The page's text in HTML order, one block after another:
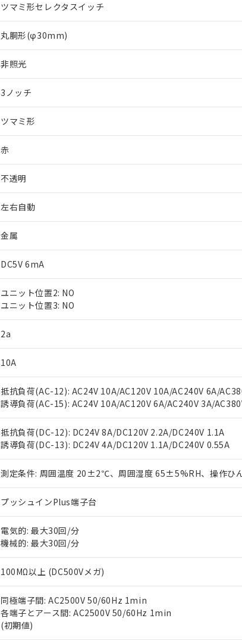
ツマミ形セレクタスイッチ
丸胴形(φ30mm)
非照光
3ノッチ
ツマミ形
赤
不透明
左右自動
金属
DC5V 6mA
ユニット位置2: NO
ユニット位置3: NO
2a
10A
抵抗負荷(AC-12): AC24V 10A/AC120V 10A/AC240V 6A/
誘導負荷(AC-15): AC24V 10A/AC120V 6A/AC240V 3A/
抵抗負荷(DC-12): DC24V 8A/DC120V 2.2A/DC240V 1.1A
誘導負荷(DC-13): DC24V 4A/DC120V 1.1A/DC240V 0.55A
測定条件: 周囲温度 20±2℃、周囲湿度 65±5%RH、操作ひ
プッシュインPlus端子台
電気的: 最大30回/分
機械的: 最大30回/分
100MΩ以上 (DC500Vメガ)
同極端子間: AC2500V 50/60Hz 1min
各端子とアース間: AC2500V 50/60Hz 1min
(初期値)
本サービスは、当社制御機器事業取扱商品の当社在
くものです。
当社制御機器事業取扱商品の中には、本サービスの
在庫状況および標準価格照会結果は、記載している
のであり、閲覧された時点での実際の在庫および標
い。
正式な納期状況および標準価格はお客様のお取引先
在庫状況および標準価格結果を当社の事前の承諾な
す。
マイパーツ機能（部品リスト作成サービス）をご利
ている必要があります。
お客様が当ウェブサイト上で当社にご登録された部
が、当社の製品・サービスに関するお客様との取引
※当社の共同利用者とは、"個人情報の共同利用に関
いる法人を指します。
※1 対応状況
対応済み：EU RoHS指令（10物質）の非含有に対応し
対応予定：EU RoHS指令（10物質）の非含有に対応した
対応予定なし：EU RoHS指令（10物質）の非含有に非対
仕入先様の事情により、非含有部品としていたものが、
があります。
*EU RoHS指令（10物質）：
鉛(Pb) 1000ppm以下、 水銀(Hg) 1000ppm以下、 カドミウム(Cd)
六価クロム(Cr(Ⅵ)) 1000ppm以下、ポリ臭化ビフェニル類(PBB)
フタル酸ビス(2-エチルヘキシル) (DEHP)(別名：DOP) 1000ppm以下、フ
ル（DBP） 1000ppm以下、フタル酸ジイソブチル (DIBP) 1000ppm以下
但し、RoHS指令で産業用監視および制御機器に対する適用除外項目は除く
フタル酸エステル類の４物質については閾値を超える意図的な使用がない
部品在庫の切り替え状況などにより、予定月が前後するこ
※3 非含有証明書ダウンロード
下記の非含有証明書をダウンロードすることができます。
EU RoHS指令（10物質）の非含有証明書
51物質の非含有証明書（当社基準）
※本証明書は発行日時点で非含有を証明するもので、過去
※1 中国RoHS○×表
「○」：最大均質材料含有率が中国RoHSの基準値以下で
「×」：最大均質材料含有率が中国RoHSの基準値を超え
「－」：未確認です。当社販売部門へお問い合わせくださ
*中国RoHS10物質の基準値 (GB/T26572)：
Pb(鉛) :1000ppm、 Hg(水銀) : 1000ppm、 Cd(カドミウム) : 100ppm、
Cr(Ⅵ)(六価クロム) : 1000ppm、 PBBs(ポリ臭化ビフェニル類) : 1000ppm
※2 環境保護使用期限
「10」：通常の使用状況下において有害物質が外部に漏
味します。
「－」：未確認です。当社販売部門へお問い合わせくださ
当社は、これら貴社製品のうち、外国為替および外
う）を輸出または国外への提供する場合は、日本国
などの必要な手続きをとります。
当社は規制貨物を破棄する場合は、完全に破砕する
ます。
当社は貴社製品を、核兵器、ミサイル、化学兵器、
置等に一切使用いたしません。
また当社は、販売先および販売に係わる関係者が違
たしません。
説明
一定数以上の在庫あり
受注生産機種、また在庫状況の情報を公開してい